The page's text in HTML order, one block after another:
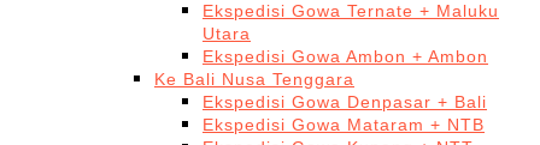
Ekspedisi Gowa Ternate + Maluku
Utara
Ekspedisi Gowa Ambon + Ambon
Ke Bali Nusa Tenggara
Ekspedisi Gowa Denpasar + Bali
Ekspedisi Gowa Mataram + NTB